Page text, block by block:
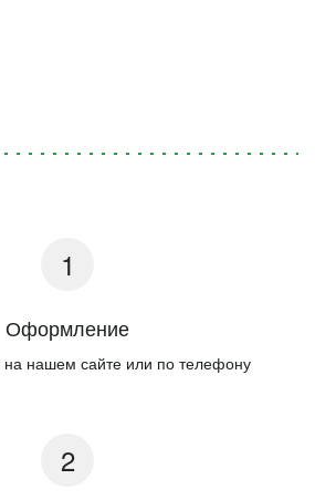
Оформление
на нашем сайте или по телефону